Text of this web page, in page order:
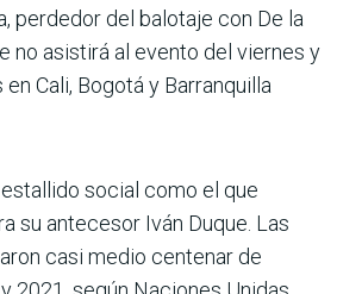
perdedor del balotaje con De la
no asistirá al evento del viernes y
Cali, Bogotá y Barranquilla
social como el que
su antecesor Iván Duque. Las
casi medio centenar de